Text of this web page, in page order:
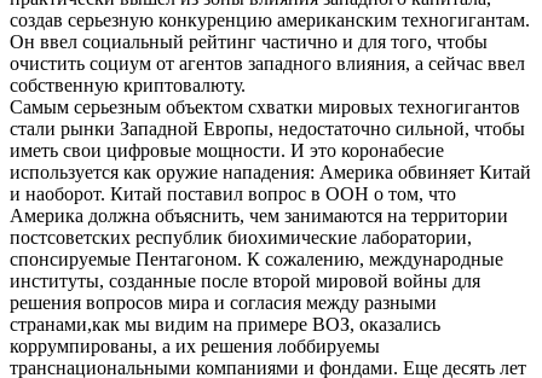
создав серьезную конкуренцию американским техногигантам.
Он ввел социальный рейтинг частично и для того, чтобы
очистить социум от агентов западного влияния, а сейчас ввел
собственную криптовалюту.
Самым серьезным объектом схватки мировых техногигантов
стали рынки Западной Европы, недостаточно сильной, чтобы
иметь свои цифровые мощности. И это коронабесие
используется как оружие нападения: Америка обвиняет Китай
и наоборот. Китай поставил вопрос в ООН о том, что
Америка должна объяснить, чем занимаются на территории
постсоветских республик биохимические лаборатории,
спонсируемые Пентагоном. К сожалению, международные
институты, созданные после второй мировой войны для
решения вопросов мира и согласия между разными
странами,как мы видим на примере ВОЗ, оказались
коррумпированы, а их решения лоббируемы
транснациональными компаниями и фондами. Еще десять лет